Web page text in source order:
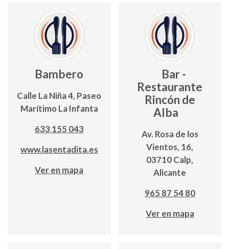
Bambero
Calle La Niña 4, Paseo
Marítimo La Infanta
633 155 043
www.lasentadita.es
Ver en mapa
Bar -
Restaurante
Rincón de
Alba
Av. Rosa de los
Vientos, 16,
03710 Calp,
Alicante
965 87 54 80
Ver en mapa